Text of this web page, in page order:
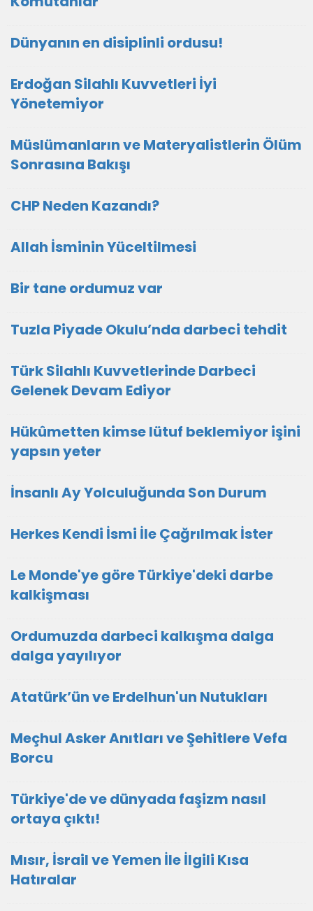
Dünyanın en disiplinli ordusu!
Erdoğan Silahlı Kuvvetleri İyi
Yönetemiyor
Müslümanların ve Materyalistlerin Ölüm
Sonrasına Bakışı
CHP Neden Kazandı?
Allah İsminin Yüceltilmesi
Bir tane ordumuz var
Tuzla Piyade Okulu’nda darbeci tehdit
Türk Silahlı Kuvvetlerinde Darbeci
Gelenek Devam Ediyor
Hükûmetten kimse lütuf beklemiyor işini
yapsın yeter
İnsanlı Ay Yolculuğunda Son Durum
Herkes Kendi İsmi İle Çağrılmak İster
Le Monde'ye göre Türkiye'deki darbe
kalkişması
Ordumuzda darbeci kalkışma dalga
dalga yayılıyor
Atatürk’ün ve Erdelhun'un Nutukları
Meçhul Asker Anıtları ve Şehitlere Vefa
Borcu
Türkiye'de ve dünyada faşizm nasıl
ortaya çıktı!
Mısır, İsrail ve Yemen İle İlgili Kısa
Hatıralar